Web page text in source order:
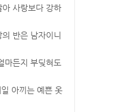
사랑보다 강하
반은 남자이니
마든지 부딪혀도
아끼는 예쁜 옷